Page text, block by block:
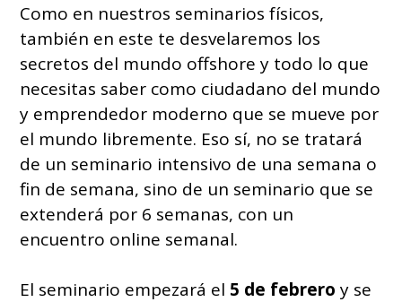
Como en nuestros seminarios físicos,
también en este te desvelaremos los
secretos del mundo offshore y todo lo que
necesitas saber como ciudadano del mundo
y emprendedor moderno que se mueve por
el mundo libremente. Eso sí, no se tratará
de un seminario intensivo de una semana o
fin de semana, sino de un seminario que se
extenderá por 6 semanas, con un
encuentro online semanal.
El seminario empezará el 5 de febrero y se